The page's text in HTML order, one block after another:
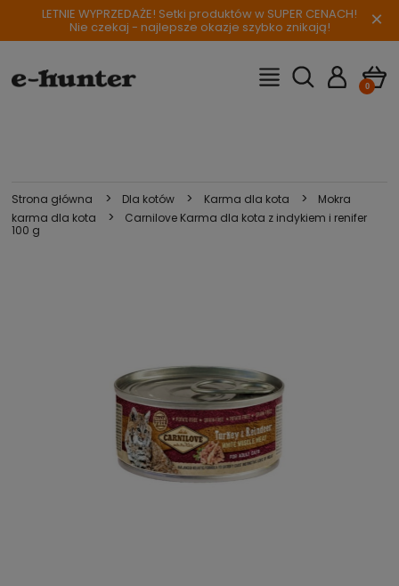
LETNIE WYPRZEDAŻE! Setki produktów w SUPER CENACH!
Nie czekaj - najlepsze okazje szybko znikają! ×
Strona główna > Dla kotów > Karma dla kota >
Mokra
karma dla kota
>
Carnilove Karma dla kota z indykiem i renifer
100 g